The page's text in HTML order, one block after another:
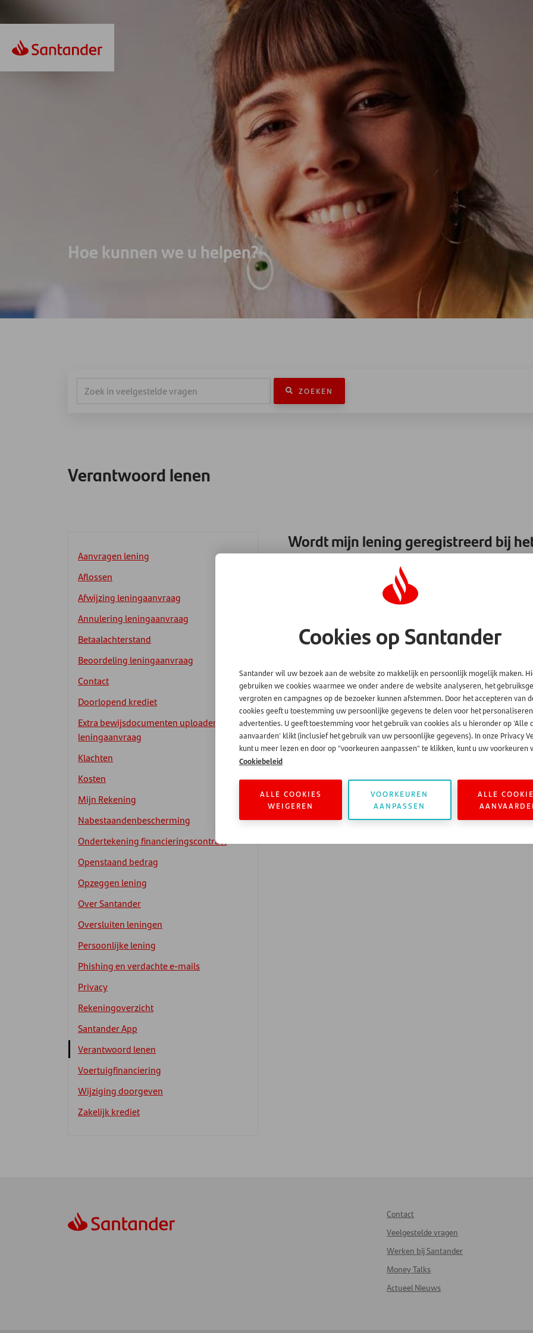
Hoe kunnen we u helpen?
ZOEKEN
Verantwoord lenen
Aanvragen lening
Aflossen
Afwijzing leningaanvraag
Annulering leningaanvraag
Betaalachterstand
Beoordeling leningaanvraag
Contact
Doorlopend krediet
Extra bewijsdocumenten uploaden
leningaanvraag
Klachten
Kosten
Mijn Rekening
Nabestaandenbescherming
Ondertekening financieringscontract
Openstaand bedrag
Opzeggen lening
Over Santander
Oversluiten leningen
Persoonlijke lening
Phishing en verdachte e-mails
Privacy
Rekeningoverzicht
Santander App
Verantwoord lenen
Voertuigfinanciering
Wijziging doorgeven
Zakelijk krediet
Wordt mijn lening geregistreerd bij
worden bij Bureau Krediet Registratie (BKR),
(studieschuld). Ook zakelijke kredieten vanaf 1000 euro
gebruiken BKR om te zien of het verantwoord is om een
Contact
Veelgestelde vragen
Werken bij Santander
Money Talks
Actueel Nieuws
Cookies op Santander
Santander wil uw bezoek aan de website zo makkelijk en persoonlijk mogelijk maken.
gebruiken we cookies waarmee we onder andere de website analyseren, het
vergroten en campagnes op de bezoeker kunnen afstemmen. Door het accepteren van
cookies geeft u toestemming uw persoonlijke gegevens te delen voor het
advertenties. U geeft toestemming voor het gebruik van cookies als u hieronder op 'Alle
aanvaarden' klikt (inclusief het gebruik van uw persoonlijke gegevens). In onze Privacy
kunt u meer lezen en door op "voorkeuren aanpassen" te klikken, kunt u uw voorkeuren
Cookiebeleid
ALLE COOKIES
WEIGEREN
VOORKEUREN
AANPASSEN
ALLE